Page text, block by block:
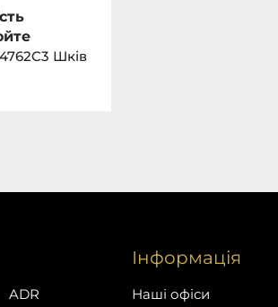
Шків
ADR
Інформація
Наші офіси